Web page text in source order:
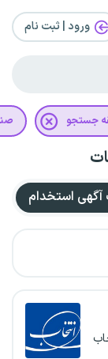
ورود | ثبت‌ نام
جستجو
آگهی استخدام